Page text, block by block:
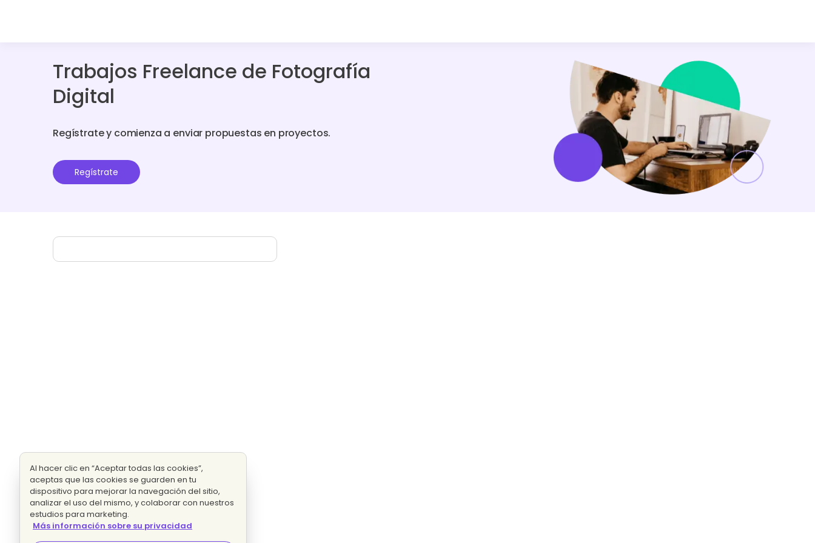
Trabajos Freelance de Fotografía
Digital
Regístrate y comienza a enviar propuestas en proyectos.
Regístrate
Al hacer clic en “Aceptar todas las cookies”,
aceptas que las cookies se guarden en tu
dispositivo para mejorar la navegación del sitio,
analizar el uso del mismo, y colaborar con nuestros
estudios para marketing.
Más información sobre su privacidad